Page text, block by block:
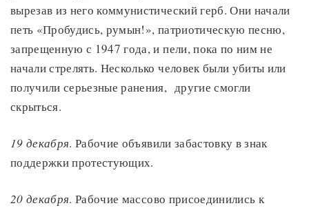
вырезав из него коммунистический герб. Они начали
петь «Пробудись, румын!», патриотическую песню,
запрещенную с 1947 года, и пели, пока по ним не
начали стрелять. Несколько человек были убиты или
получили серьезные ранения, другие смогли
скрыться.
19 декабря. Рабочие объявили забастовку в знак
поддержки протестующих.
20 декабря. Рабочие массово присоединились к